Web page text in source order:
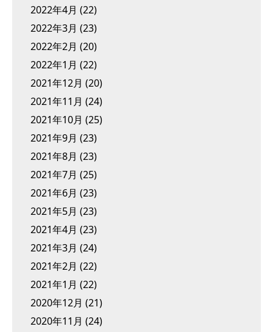
2022年4月 (22)
2022年3月 (23)
2022年2月 (20)
2022年1月 (22)
2021年12月 (20)
2021年11月 (24)
2021年10月 (25)
2021年9月 (23)
2021年8月 (23)
2021年7月 (25)
2021年6月 (23)
2021年5月 (23)
2021年4月 (23)
2021年3月 (24)
2021年2月 (22)
2021年1月 (22)
2020年12月 (21)
2020年11月 (24)